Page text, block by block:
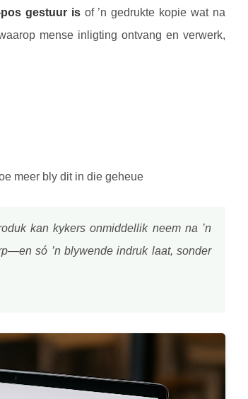
pos gestuur isof ’n gedrukte kopie wat na
mense inligting ontvang en verwerk,
meer bly dit in die geheue
kan kykers onmiddellik neem na ’n
só ’n blywende indruk laat, sonder